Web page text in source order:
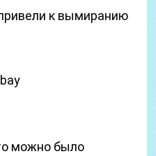
к вымиранию
можно было